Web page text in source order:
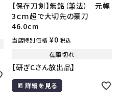
【保存刀剣】無銘（兼法） 元幅
3ｃｍ超で大切先の豪刀
46.0cm
当店特別価格 ¥0 税込
在庫切れ
【研ぎCさん放出品】
詳細を見る